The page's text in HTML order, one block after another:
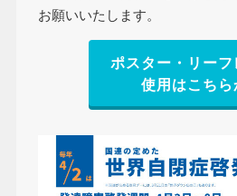
お願いいたします。
ポスター・リーフ
使用はこちら